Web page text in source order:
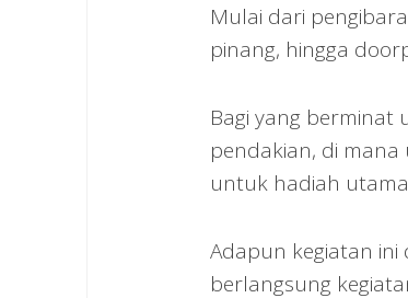
Mulai dari
pinang, hingga
Bagi yang berminat
pendakian, di
untuk hadiah
Adapun kegiatan ini
berlangsung